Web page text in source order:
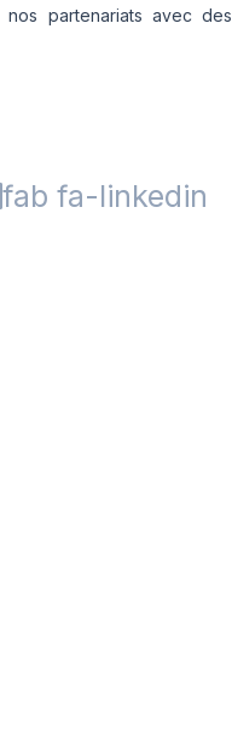
partenariats avec des
fab fa-linkedin